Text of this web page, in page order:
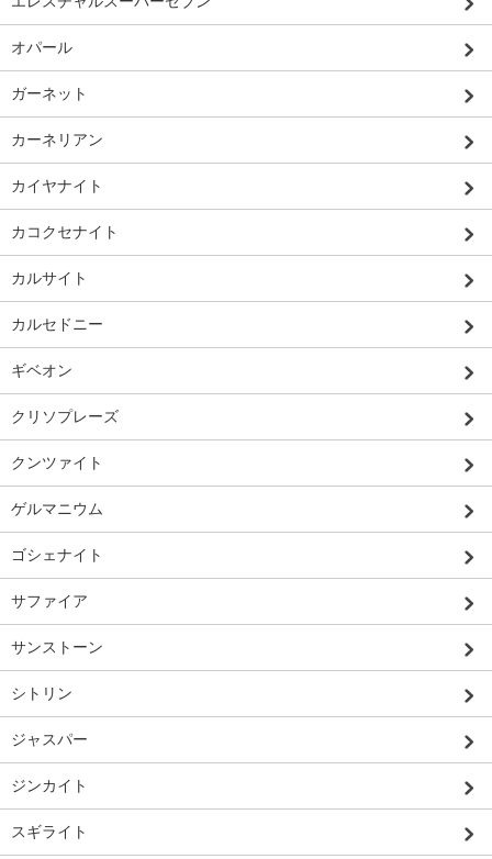
オパール
ガーネット
カーネリアン
カイヤナイト
カコクセナイト
カルサイト
カルセドニー
ギベオン
クリソプレーズ
クンツァイト
ゲルマニウム
ゴシェナイト
サファイア
サンストーン
シトリン
ジャスパー
ジンカイト
スギライト